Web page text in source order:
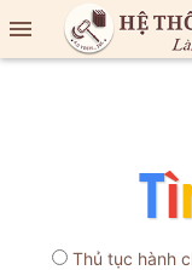

Thủ tục hành